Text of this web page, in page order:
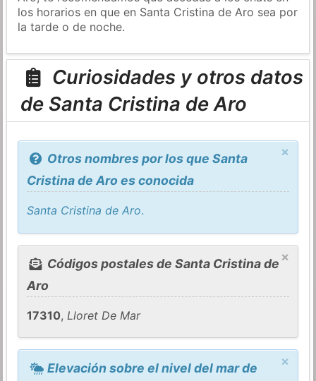
los horarios en que en Santa Cristina de Aro sea por
la tarde o de noche.
Curiosidades y otros datos
de Santa Cristina de Aro
×
Otros nombres por los que Santa
Cristina de Aro es conocida
Santa Cristina de Aro.
×
Códigos postales de Santa Cristina de
Aro
17310, Lloret De Mar
×
Elevación sobre el nivel del mar de